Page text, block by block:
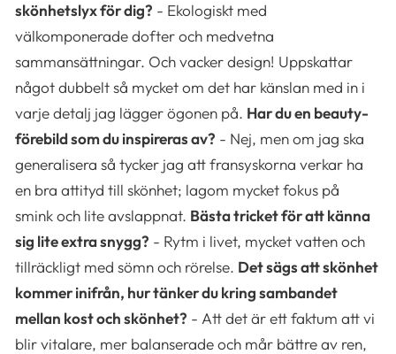
skönhetslyx för dig? - Ekologiskt med
välkomponerade dofter och medvetna
sammansättningar. Och vacker design! Uppskattar
något dubbelt så mycket om det har känslan med in i
varje detalj jag lägger ögonen på. Har du en beauty-
förebild som du inspireras av? - Nej, men om jag ska
generalisera så tycker jag att fransyskorna verkar ha
en bra attityd till skönhet; lagom mycket fokus på
smink och lite avslappnat. Bästa tricket för att känna
sig lite extra snygg? - Rytm i livet, mycket vatten och
tillräckligt med sömn och rörelse. Det sägs att skönhet
kommer inifrån, hur tänker du kring sambandet
mellan kost och skönhet? - Att det är ett faktum att vi
blir vitalare, mer balanserade och mår bättre av ren,